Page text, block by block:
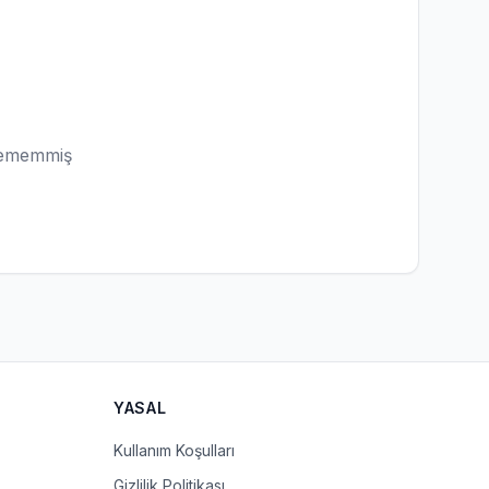
YASAL
Kullanım Koşulları
Gizlilik Politikası